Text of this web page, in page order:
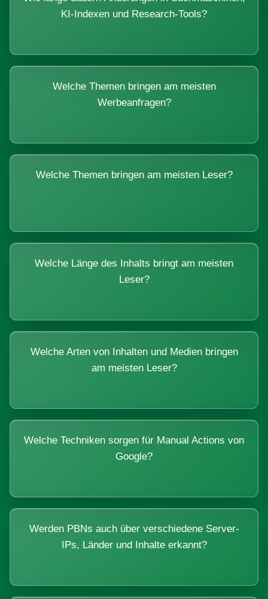
KI-Indexen und Research-Tools?
Welche Themen bringen am meisten
Werbeanfragen?
Welche Themen bringen am meisten Leser?
Welche Länge des Inhalts bringt am meisten
Leser?
Welche Arten von Inhalten und Medien bringen
am meisten Leser?
Welche Techniken sorgen für Manual Actions von
Google?
Werden PBNs auch über verschiedene Server-
IPs, Länder und Inhalte erkannt?